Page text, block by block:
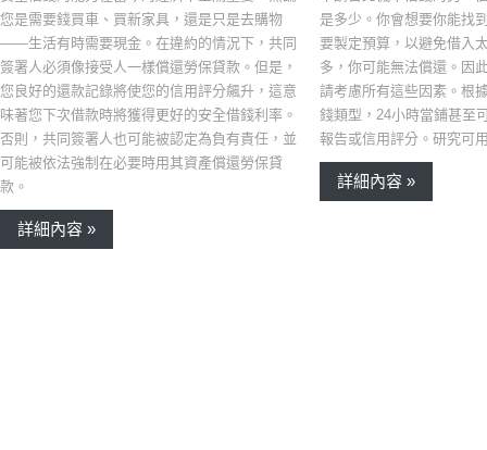
您是需要錢買車、買新家具，還是只是去購物
——生活有時需要現金。在違約的情況下，共同
簽署人必須像接受人一樣償還勞保貸款。但是，
您良好的還款記錄將使您的信用評分飆升，這意
味著您下次借款時將獲得更好的安全借錢利率。
否則，共同簽署人也可能被認定為負有責任，並
可能被依法強制在必要時用其資產償還勞保貸
款。
詳細內容 »
是多少。你會想要你能找
要製定預算，以避免借入
多，你可能無法償還。因
請考慮所有這些因素。根
錢類型，24小時當鋪甚至
報告或信用評分。研究可
詳細內容 »